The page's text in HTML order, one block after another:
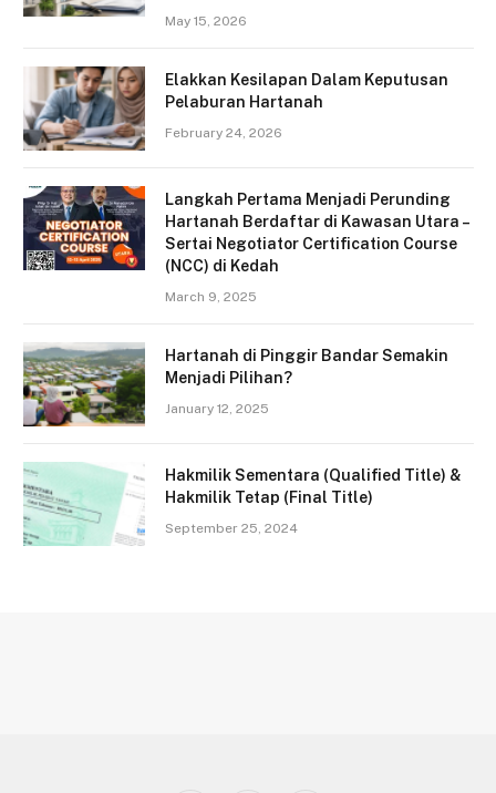
May 15, 2026
Elakkan Kesilapan Dalam Keputusan
Pelaburan Hartanah
February 24, 2026
Langkah Pertama Menjadi Perunding
Hartanah Berdaftar di Kawasan Utara –
Sertai Negotiator Certification Course
(NCC) di Kedah
March 9, 2025
Hartanah di Pinggir Bandar Semakin
Menjadi Pilihan?
January 12, 2025
Hakmilik Sementara (Qualified Title) &
Hakmilik Tetap (Final Title)
September 25, 2024